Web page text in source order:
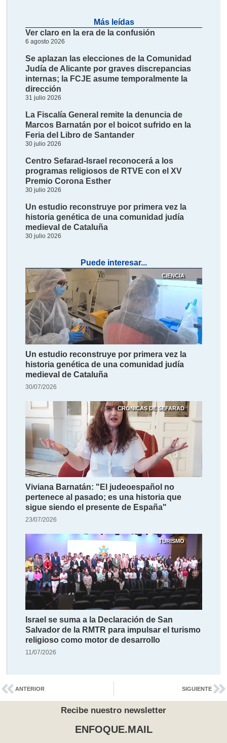
Más leídas
Ver claro en la era de la confusión
6 agosto 2026
Se aplazan las elecciones de la Comunidad
Judía de Alicante por graves discrepancias
internas; la FCJE asume temporalmente la
dirección
31 julio 2026
La Fiscalía General remite la denuncia de
Marcos Barnatán por el boicot sufrido en la
Feria del Libro de Santander
30 julio 2026
Centro Sefarad-Israel reconocerá a los
programas religiosos de RTVE con el XV
Premio Corona Esther
30 julio 2026
Un estudio reconstruye por primera vez la
historia genética de una comunidad judía
medieval de Cataluña
30 julio 2026
Puede interesar...
CIENCIA
Un estudio reconstruye por primera vez la
historia genética de una comunidad judía
medieval de Cataluña
30/07/2026
CRÓNICAS DE SEFARAD
Viviana Barnatán: "El judeoespañol no
pertenece al pasado; es una historia que
sigue siendo el presente de España"
23/07/2026
TURISMO
Israel se suma a la Declaración de San
Salvador de la RMTR para impulsar el turismo
religioso como motor de desarrollo
11/07/2026
ANTERIOR SIGUIENTE
Recibe nuestro newsletter
ENFOQUE.MAIL